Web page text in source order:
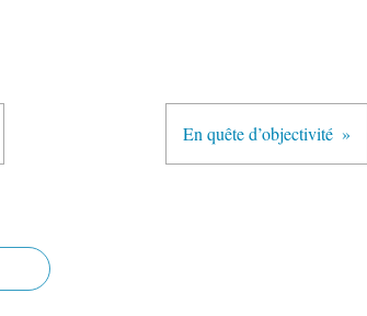
En quête d’objectivité